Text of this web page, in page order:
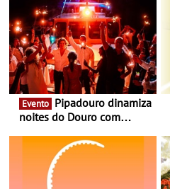
Evento
noites do Douro com
vinho, gastronomia e
música